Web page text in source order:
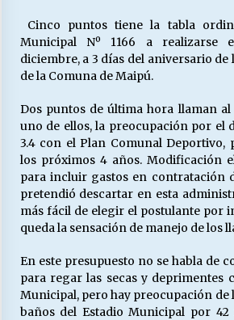
Cinco puntos tiene la tabla
Municipal Nº 1166 a realizarse
diciembre, a 3 días del aniversario
de la Comuna de Maipú.
Dos puntos de última hora llaman
uno de ellos, la preocupación por el
3.4 con el Plan Comunal Deportivo,
los próximos 4 años. Modificación
para incluir gastos en contratación
pretendió descartar en esta
más fácil de elegir el postulante por
queda la sensación de manejo de los
En este presupuesto no se habla de
para regar las secas y deprimentes
Municipal, pero hay preocupación de
baños del Estadio Municipal por 42